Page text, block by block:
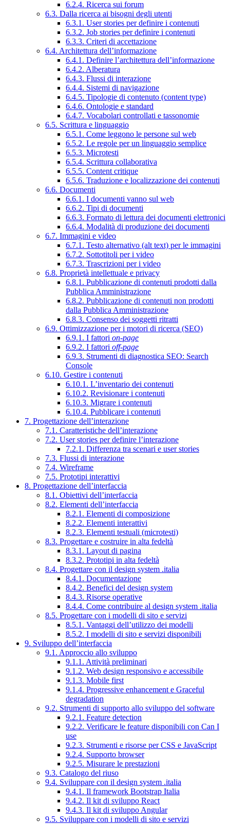
6.2.4. Ricerca sui forum
6.3. Dalla ricerca ai bisogni degli utenti
6.3.1. User stories per definire i contenuti
6.3.2. Job stories per definire i contenuti
6.3.3. Criteri di accettazione
6.4. Architettura dell’informazione
6.4.1. Definire l’architettura dell’informazione
6.4.2. Alberatura
6.4.3. Flussi di interazione
6.4.4. Sistemi di navigazione
6.4.5. Tipologie di contenuto (content type)
6.4.6. Ontologie e standard
6.4.7. Vocabolari controllati e tassonomie
6.5. Scrittura e linguaggio
6.5.1. Come leggono le persone sul web
6.5.2. Le regole per un linguaggio semplice
6.5.3. Microtesti
6.5.4. Scrittura collaborativa
6.5.5. Content critique
6.5.6. Traduzione e localizzazione dei contenuti
6.6. Documenti
6.6.1. I documenti vanno sul web
6.6.2. Tipi di documenti
6.6.3. Formato di lettura dei documenti elettronici
6.6.4. Modalità di produzione dei documenti
6.7. Immagini e video
6.7.1. Testo alternativo (alt text) per le immagini
6.7.2. Sottotitoli per i video
6.7.3. Trascrizioni per i video
6.8. Proprietà intellettuale e privacy
6.8.1. Pubblicazione di contenuti prodotti dalla
Pubblica Amministrazione
6.8.2. Pubblicazione di contenuti non prodotti
dalla Pubblica Amministrazione
6.8.3. Consenso dei soggetti ritratti
6.9. Ottimizzazione per i motori di ricerca (SEO)
6.9.1. I fattori on-page
6.9.2. I fattori off-page
6.9.3. Strumenti di diagnostica SEO: Search
Console
6.10. Gestire i contenuti
6.10.1. L’inventario dei contenuti
6.10.2. Revisionare i contenuti
6.10.3. Migrare i contenuti
6.10.4. Pubblicare i contenuti
7. Progettazione dell’interazione
7.1. Caratteristiche dell’interazione
7.2. User stories per definire l’interazione
7.2.1. Differenza tra scenari e user stories
7.3. Flussi di interazione
7.4. Wireframe
7.5. Prototipi interattivi
8. Progettazione dell’interfaccia
8.1. Obiettivi dell’interfaccia
8.2. Elementi dell’interfaccia
8.2.1. Elementi di composizione
8.2.2. Elementi interattivi
8.2.3. Elementi testuali (microtesti)
8.3. Progettare e costruire in alta fedeltà
8.3.1. Layout di pagina
8.3.2. Prototipi in alta fedeltà
8.4. Progettare con il design system .italia
8.4.1. Documentazione
8.4.2. Benefici del design system
8.4.3. Risorse operative
8.4.4. Come contribuire al design system .italia
8.5. Progettare con i modelli di sito e servizi
8.5.1. Vantaggi dell’utilizzo dei modelli
8.5.2. I modelli di sito e servizi disponibili
9. Sviluppo dell’interfaccia
9.1. Approccio allo sviluppo
9.1.1. Attività preliminari
9.1.2. Web design responsivo e accessibile
9.1.3. Mobile first
9.1.4. Progressive enhancement e Graceful
degradation
9.2. Strumenti di supporto allo sviluppo del software
9.2.1. Feature detection
9.2.2. Verificare le feature disponibili con Can I
use
9.2.3. Strumenti e risorse per CSS e JavaScript
9.2.4. Supporto browser
9.2.5. Misurare le prestazioni
9.3. Catalogo del riuso
9.4. Sviluppare con il design system .italia
9.4.1. Il framework Bootstrap Italia
9.4.2. Il kit di sviluppo React
9.4.3. Il kit di sviluppo Angular
9.5. Sviluppare con i modelli di sito e servizi